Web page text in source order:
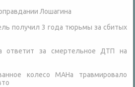
Лошагина
получил 3 года тюрьмы за сбитых
ответит за смертельное ДТП на
колесо МАНа травмировало